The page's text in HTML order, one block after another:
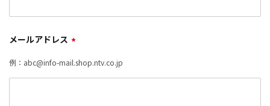
メールアドレス *
例：abc@info-mail.shop.ntv.co.jp